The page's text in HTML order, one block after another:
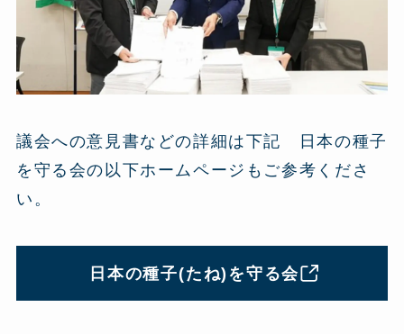
議会への意見書などの詳細は下記 日本の種子
を守る会の以下ホームページもご参考くださ
い。
日本の種子(たね)を守る会